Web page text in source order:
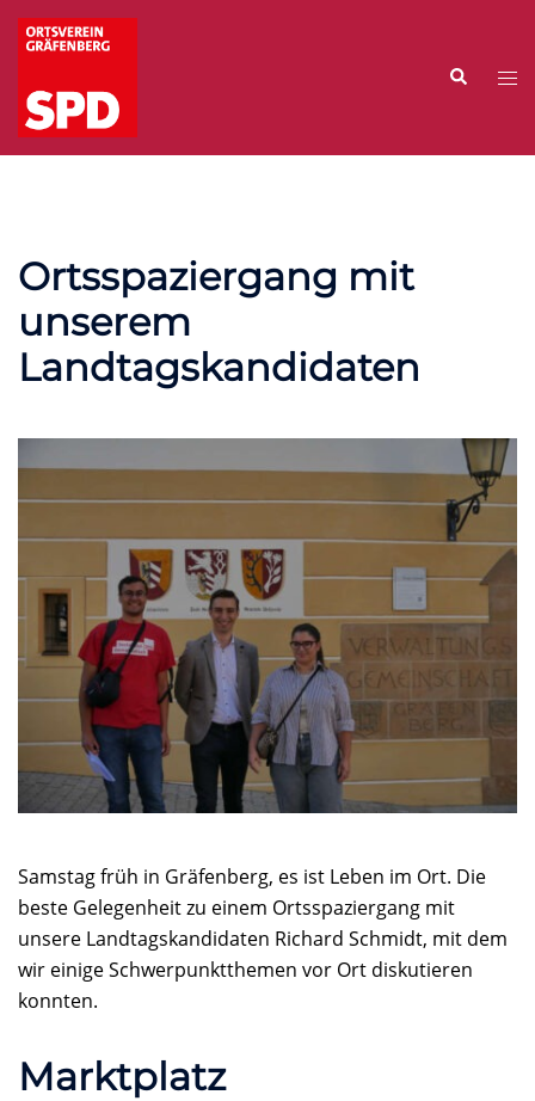
Zum
Inhalt
Suche
Ortsspaziergang mit
unserem
Landtagskandidaten
Samstag früh in Gräfenberg, es ist Leben im Ort. Die
beste Gelegenheit zu einem Ortsspaziergang mit
unsere Landtagskandidaten Richard Schmidt, mit dem
wir einige Schwerpunktthemen vor Ort diskutieren
konnten.
Marktplatz